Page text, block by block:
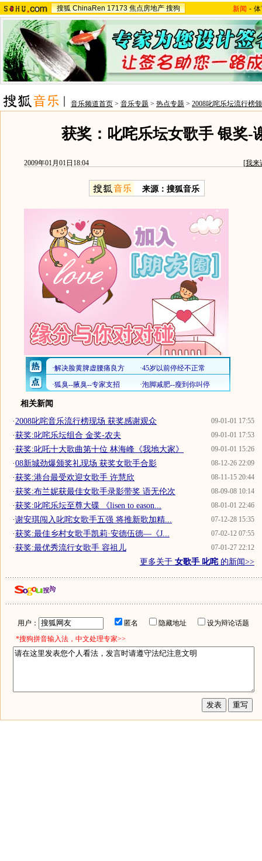
搜狐 ChinaRen 17173 焦点房地产 搜狗 新闻 -
音乐频道首页 > 音乐专题 > 热点专题 > 2008叱咤乐坛流行榜
获奖：叱咤乐坛女歌手 银奖-
2009年01月01日18:04 [我来
来源：搜狐音乐
相关新闻
09-01-01 17:55
·2008叱咤音乐流行榜现场 获奖感谢观众
09-01-01 17:53
·获奖:叱咤乐坛组合 金奖-农夫
09-01-01 15:26
·获奖:叱吒十大歌曲第十位 林海峰《我地大家》
08-12-26 22:09
·08新城劲爆颁奖礼现场 获奖女歌手合影
08-11-15 20:44
·获奖:港台最受欢迎女歌手 许慧欣
08-09-08 10:14
·获奖:布兰妮获最佳女歌手录影带奖 语无伦次
08-01-01 22:46
·获奖:叱咤乐坛至尊大碟 《lisen to eason...
07-12-28 15:35
·谢安琪闯入叱咤女歌手五强 将推新歌加精...
07-02-12 07:55
·获奖:最佳乡村女歌手凯莉·安德伍德—《J...
07-01-27 22:12
·获奖:最优秀流行女歌手 容祖儿
更多关于 女歌手 叱咤 的新闻>>
用户： 匿名 隐藏地址
设为辩论话题
*搜狗拼音输入法，中文处理专家>>